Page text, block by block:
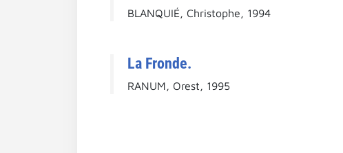
BLANQUIÉ, Christophe, 1994
La Fronde.
RANUM, Orest, 1995